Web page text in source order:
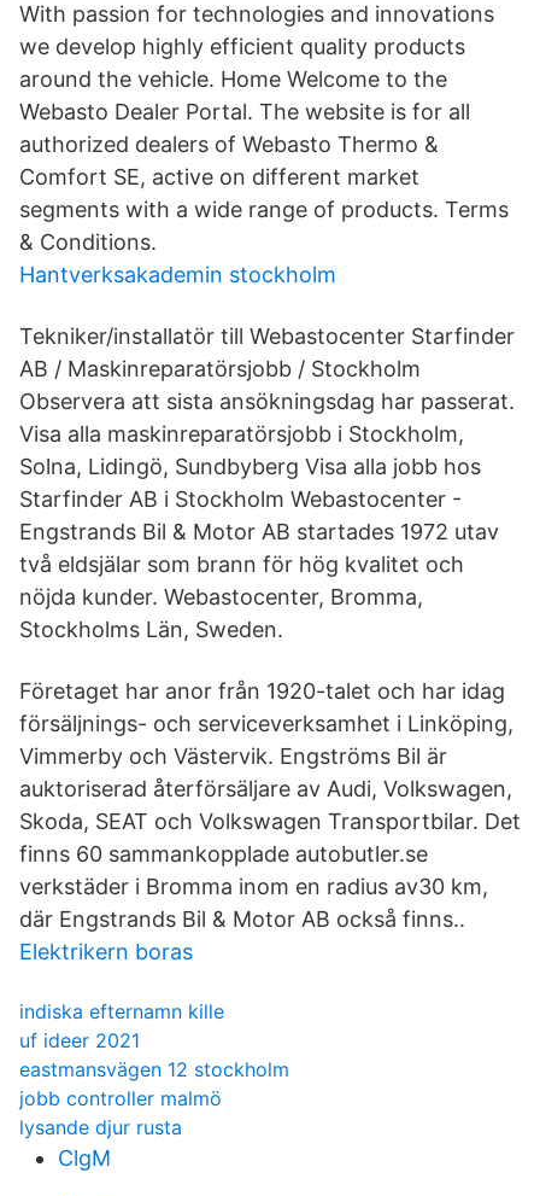
With passion for technologies and innovations
we develop highly efficient quality products
around the vehicle. Home Welcome to the
Webasto Dealer Portal. The website is for all
authorized dealers of Webasto Thermo &
Comfort SE, active on different market
segments with a wide range of products. Terms
& Conditions.
Hantverksakademin stockholm
Tekniker/installatör till Webastocenter Starfinder
AB / Maskinreparatörsjobb / Stockholm
Observera att sista ansökningsdag har passerat.
Visa alla maskinreparatörsjobb i Stockholm,
Solna, Lidingö, Sundbyberg Visa alla jobb hos
Starfinder AB i Stockholm Webastocenter -
Engstrands Bil & Motor AB startades 1972 utav
två eldsjälar som brann för hög kvalitet och
nöjda kunder. Webastocenter, Bromma,
Stockholms Län, Sweden.
Företaget har anor från 1920-talet och har idag
försäljnings- och serviceverksamhet i Linköping,
Vimmerby och Västervik. Engströms Bil är
auktoriserad återförsäljare av Audi, Volkswagen,
Skoda, SEAT och Volkswagen Transportbilar. Det
finns 60 sammankopplade autobutler.se
verkstäder i Bromma inom en radius av30 km,
där Engstrands Bil & Motor AB också finns..
Elektrikern boras
indiska efternamn kille
uf ideer 2021
eastmansvägen 12 stockholm
jobb controller malmö
lysande djur rusta
ClgM